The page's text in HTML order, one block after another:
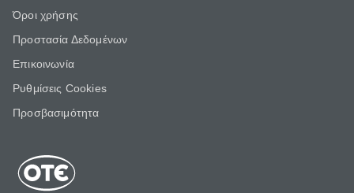
Όροι χρήσης
Προστασία Δεδομένων
Επικοινωνία
Ρυθμίσεις Cookies
Προσβασιμότητα